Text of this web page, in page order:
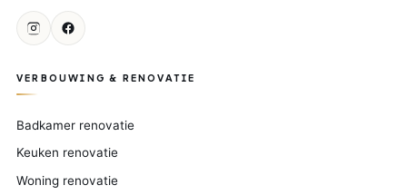
VERBOUWING & RENOVATIE
Badkamer renovatie
Keuken renovatie
Woning renovatie